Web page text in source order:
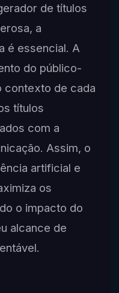
de títulos
a
é essencial. A
do público-
contexto de cada
títulos
com a
Assim, o
artificial e
os
o impacto do
alcance de